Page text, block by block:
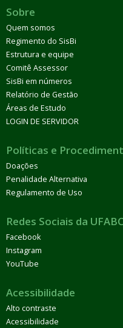
Sobre
Quem somos
Regimento do SisBi
Estrutura e equipe
Comitê Assessor
SisBi em números
Relatório de Gestão
Áreas de Estudo
LOGIN DE SERVIDOR
Políticas e
Doações
Penalidade Alternativa
Regulamento de Uso
Redes Sociais da UFABC
Facebook
Instagram
YouTube
Acessibilidade
Alto contraste
Acessibilidade